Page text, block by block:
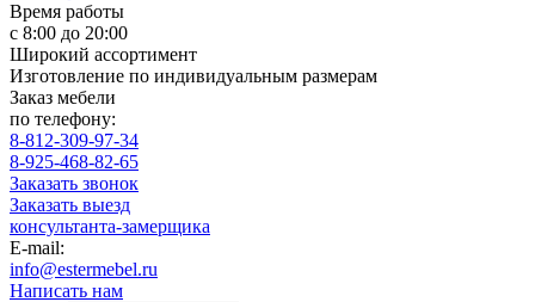
Время работы
с 8:00 до 20:00
Широкий ассортимент
Изготовление по индивидуальным размерам
Заказ мебели
по телефону:
8-812-309-97-34
8-925-468-82-65
Заказать звонок
Заказать выезд
консультанта-замерщика
E-mail:
info@estermebel.ru
Написать нам